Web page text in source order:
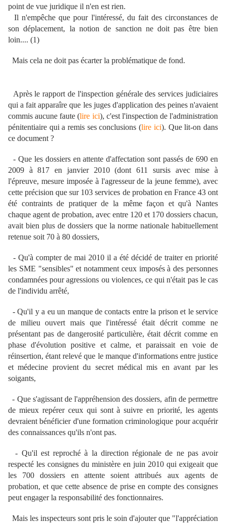
point de vue juridique il n'en est rien.
Il n'empêche que pour l'intéressé, du fait des circonstances de
son déplacement, la notion de sanction ne doit pas être bien
loin.... (1)
Mais cela ne doit pas écarter la problématique de fond.
Après le rapport de l'inspection générale des services judiciaires
qui a fait apparaîre que les juges d'application des peines n'avaient
commis aucune faute (lire ici), c'est l'inspection de l'administration
pénitentiaire qui a remis ses conclusions (lire ici). Que lit-on dans
ce document ?
- Que les dossiers en attente d'affectation sont passés de 690 en
2009 à 817 en janvier 2010 (dont 611 sursis avec mise à
l'épreuve, mesure imposée à l'agresseur de la jeune femme), avec
cette précision que sur 103 services de probation en France 43 ont
été contraints de pratiquer de la même façon et qu'à Nantes
chaque agent de probation, avec entre 120 et 170 dossiers chacun,
avait bien plus de dossiers que la norme nationale habituellement
retenue soit 70 à 80 dossiers,
- Qu'à compter de mai 2010 il a été décidé de traiter en priorité
les SME "sensibles" et notamment ceux imposés à des personnes
condamnées pour agressions ou violences, ce qui n'était pas le cas
de l'individu arrêté,
- Qu'il y a eu un manque de contacts entre la prison et le service
de milieu ouvert mais que l'intéressé était décrit comme ne
présentant pas de dangerosité particulière, était décrit comme en
phase d'évolution positive et calme, et paraissait en voie de
réinsertion, étant relevé que le manque d'informations entre justice
et médecine provient du secret médical mis en avant par les
soigants,
- Que s'agissant de l'appréhension des dossiers, afin de permettre
de mieux repérer ceux qui sont à suivre en priorité, les agents
devraient bénéficier d'une formation criminologique pour acquérir
des connaissances qu'ils n'ont pas.
- Qu'il est reproché à la direction régionale de ne pas avoir
respecté les consignes du ministère en juin 2010 qui exigeait que
les 700 dossiers en attente soient attribués aux agents de
probation, et que cette absence de prise en compte des consignes
peut engager la responsabilité des fonctionnaires.
Mais les inspecteurs sont pris le soin d'ajouter que "l'appréciation